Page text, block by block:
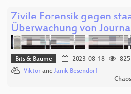
Zivile Forensik gegen
Überwachung von
Bits & Bäume 2023-08-18
825
Viktor and Janik Besendorf